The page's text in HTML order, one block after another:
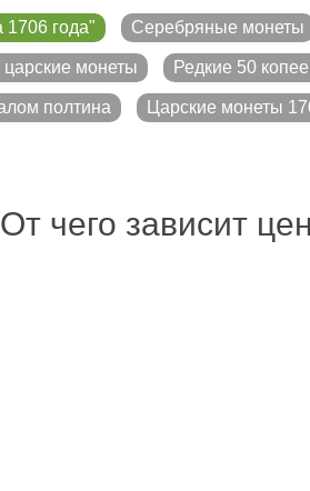
1706 года" Серебряные монеты
царские монеты Редкие 50
полтина Царские монеты
От чего зависит